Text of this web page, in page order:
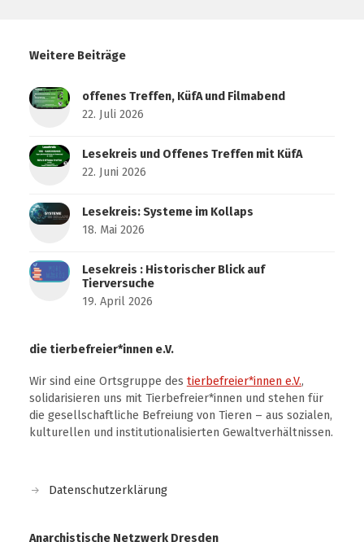
Weitere Beiträge
offenes Treffen, KüfA und Filmabend
22. Juli 2026
Lesekreis und Offenes Treffen mit KüfA
22. Juni 2026
Lesekreis: Systeme im Kollaps
18. Mai 2026
Lesekreis : Historischer Blick auf
Tierversuche
19. April 2026
die tierbefreier*innen e.V.
Wir sind eine Ortsgruppe des tierbefreier*innen e.V.,
solidarisieren uns mit Tierbefreier*innen und stehen für
die gesellschaftliche Befreiung von Tieren – aus sozialen,
kulturellen und institutionalisierten Gewaltverhältnissen.
Datenschutzerklärung
Anarchistische Netzwerk Dresden